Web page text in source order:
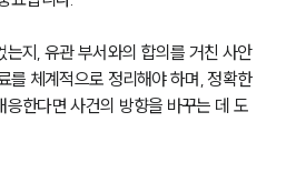
지, 유관 부서와의 합의를 거친 사안
를 체계적으로 정리해야 하며, 정확한
응한다면 사건의 방향을 바꾸는 데 도